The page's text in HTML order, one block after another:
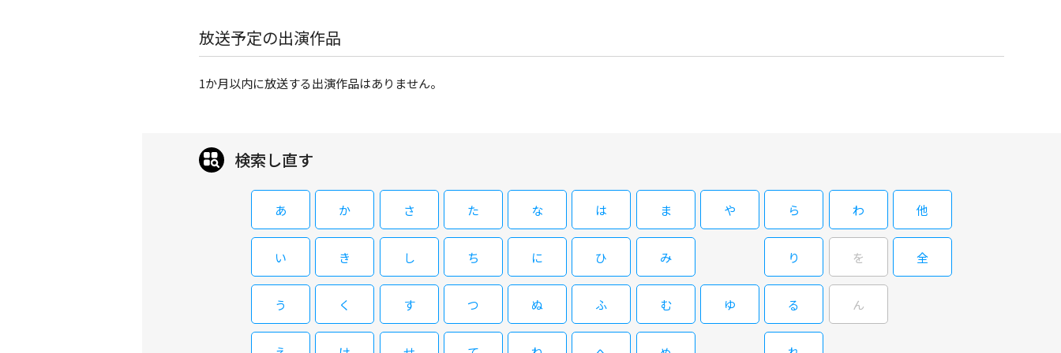
放送予定の出演作品
1か月以内に放送する出演作品はありません。
検索し直す
あ
い
う
か
き
く
さ
し
す
た
ち
つ
な
に
ぬ
は
ひ
ふ
ま
み
む
や
ゆ
ら
り
る
わ
を
ん
他
全